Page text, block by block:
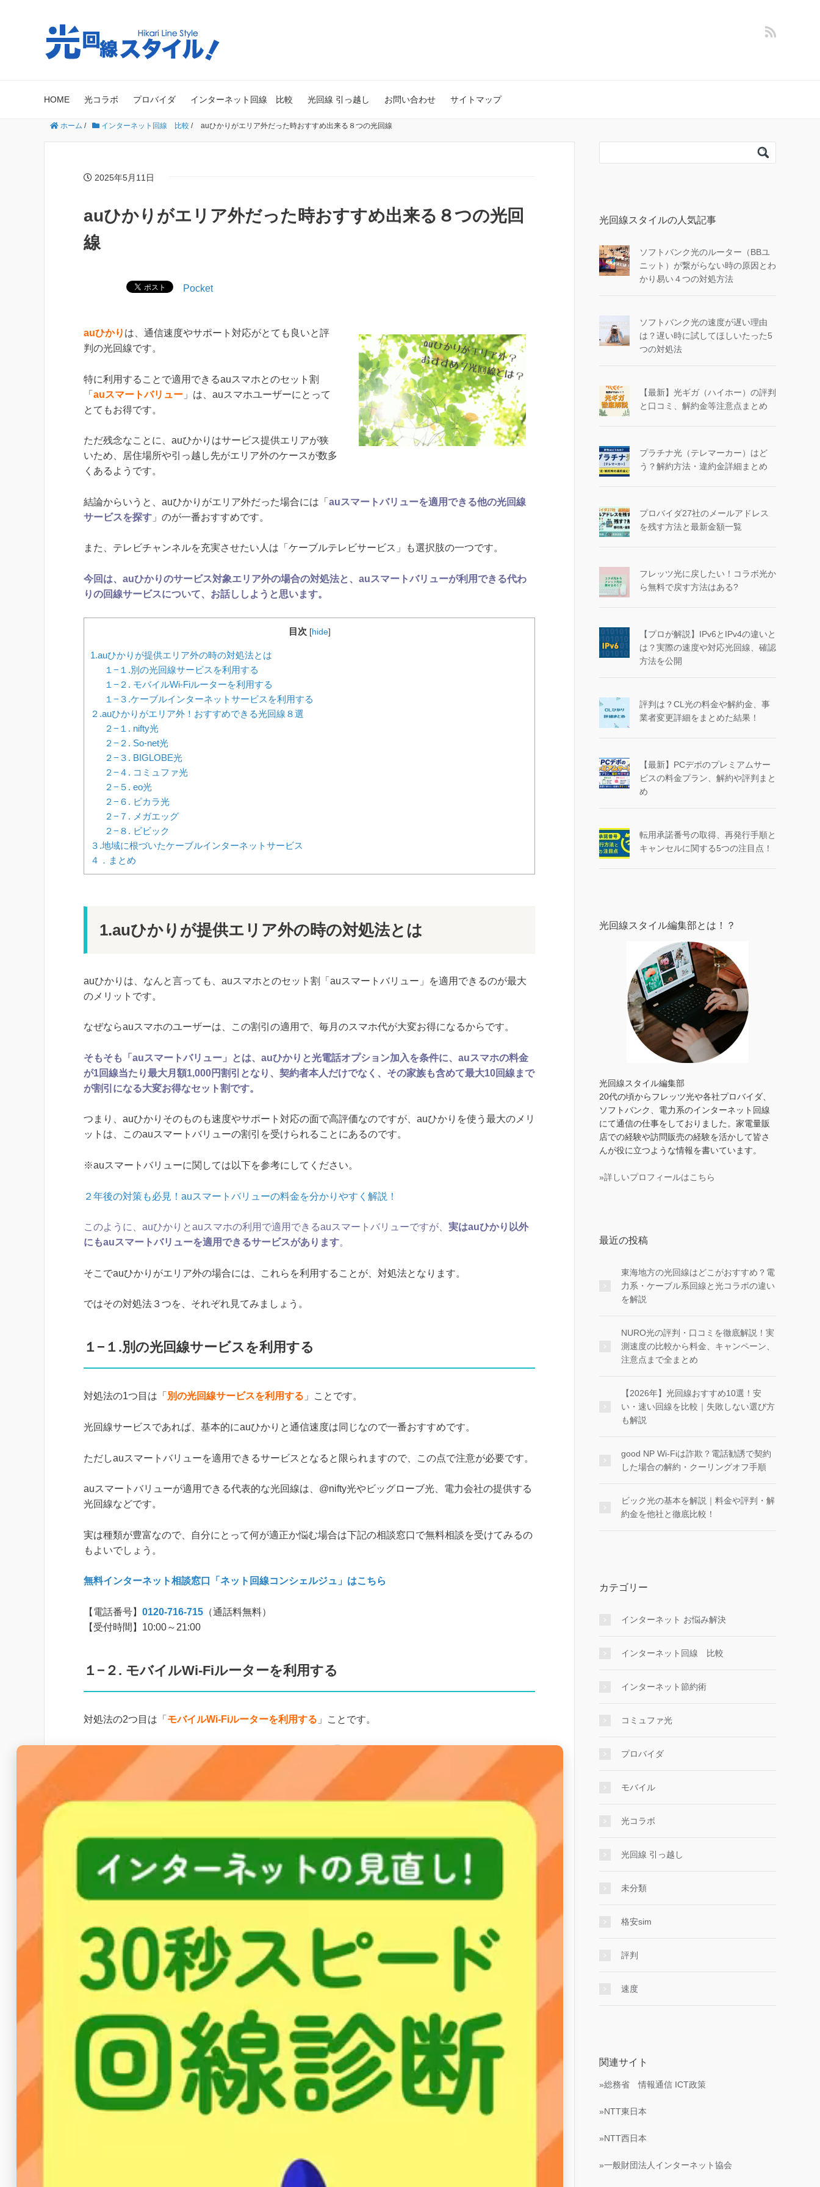
HOME 光コラボ プロバイダ インターネット回線 比較 光回線 引っ越し お問い合わせ サイトマップ
ホーム / インターネット回線 比較 / auひかりがエリア外だった時おすすめ出来る８つの光回線
2025年5月11日
auひかりがエリア外だった時おすすめ出来る８つの光回
線
Pocket
auひかり は、通信速度やサポート対応がとても良いと評
判の光回線です。
特に利用することで適用できるauスマホとのセット割
「 auスマートバリュー 」は、auスマホユーザーにとって
とてもお得です。
ただ残念なことに、auひかりはサービス提供エリアが狭
いため、居住場所や引っ越し先がエリア外のケースが数多
くあるようです。
結論からいうと、auひかりがエリア外だった場合には「 auスマートバリューを適用できる他の光回線
サービスを探す 」のが一番おすすめです。
また、テレビチャンネルを充実させたい人は「ケーブルテレビサービス」も選択肢の一つです。
今回は、auひかりのサービス対象エリア外の場合の対処法と、auスマートバリューが利用できる代わ
りの回線サービスについて、お話ししようと思います。
目次 [hide]
1.auひかりが提供エリア外の時の対処法とは
１−１.別の光回線サービスを利用する
１−２. モバイルWi-Fiルーターを利用する
１−３.ケーブルインターネットサービスを利用する
２.auひかりがエリア外！おすすめできる光回線８選
２−１. nifty光
２−２. So-net光
２−３. BIGLOBE光
２−４. コミュファ光
２−５. eo光
２−６. ピカラ光
２−７. メガエッグ
２−８. ビビック
３.地域に根づいたケーブルインターネットサービス
４．まとめ
1.auひかりが提供エリア外の時の対処法とは
auひかりは、なんと言っても、auスマホとのセット割「auスマートバリュー」を適用できるのが最大
のメリットです。
なぜならauスマホのユーザーは、この割引の適用で、毎月のスマホ代が大変お得になるからです。
そもそも「auスマートバリュー」とは、auひかりと光電話オプション加入を条件に、auスマホの料金
が1回線当たり最大月額1,000円割引となり、契約者本人だけでなく、その家族も含めて最大10回線まで
が割引になる大変お得なセット割です。
つまり、auひかりそのものも速度やサポート対応の面で高評価なのですが、auひかりを使う最大のメリ
ットは、このauスマートバリューの割引を受けられることにあるのです。
※auスマートバリューに関しては以下を参考にしてください。
２年後の対策も必見！auスマートバリューの料金を分かりやすく解説！
このように、auひかりとauスマホの利用で適用できるauスマートバリューですが、 実はauひかり以外
にもauスマートバリューを適用できるサービスがあります。
そこでauひかりがエリア外の場合には、これらを利用することが、対処法となります。
ではその対処法３つを、それぞれ見てみましょう。
１−１.別の光回線サービスを利用する
対処法の1つ目は「 別の光回線サービスを利用する 」ことです。
光回線サービスであれば、基本的にauひかりと通信速度は同じなので一番おすすめです。
ただしauスマートバリューを適用できるサービスとなると限られますので、この点で注意が必要です。
auスマートバリューが適用できる代表的な光回線は、@nifty光やビッグローブ光、電力会社の提供する
光回線などです。
実は種類が豊富なので、自分にとって何が適正か悩む場合は下記の相談窓口で無料相談を受けてみるの
もよいでしょう。
無料インターネット相談窓口「ネット回線コンシェルジュ」はこちら
【電話番号】 0120-716-715 （通話料無料）
【受付時間】10:00～21:00
１−２. モバイルWi-Fiルーターを利用する
対処法の2つ目は「 モバイルWi-Fiルーターを利用する 」ことです。
まず、auではauひかりがエリア外の場合、auひかりが開通するまでの間、モバイルWi-Fiルーターを利
用することができ、auスマートバリューも適用できます。
— 光回線知らないと損:bot (@hikaribot00) February 17, 2021
モバイルWi-Fiルーターの利用は、初期費用なしの月額4,292円からとなっています。
また、UQWiMAXなどのモバイルWi-Fiルーターサービスも、auの4G LTE回線を使用していますので、
auスマホが通信可能なエリアであれば利用でき、費用面ではこちらのほうがお得になっています。
しかし、通信速度が１Gbps以上出るエリアはとても限られていること、また、そのエリアでもデータ
容量制限があることを踏まえると、auひかりには劣ってしまいます。
１−３.ケーブルインターネットサービスを利用する
対処法の３つ目は「 ケーブルインターネットサービスを利用する
光回線スタイルの人気記事
ソフトバンク光のルーター（BBユ
ニット）が繋がらない時の原因とわ
かり易い４つの対処方法
ソフトバンク光の速度が遅い理由
は？遅い時に試してほしいたった5
つの対処法
【最新】光ギガ（ハイホー）の評判
と口コミ、解約金等注意点まとめ
プラチナ光（テレマーカー）はど
う？解約方法・違約金詳細まとめ
プロバイダ27社のメールアドレス
を残す方法と最新金額一覧
フレッツ光に戻したい！コラボ光か
ら無料で戻す方法はある?
【プロが解説】IPv6とIPv4の違いと
は？実際の速度や対応光回線、確認
方法を公開
評判は？CL光の料金や解約金、事
業者変更詳細をまとめた結果！
【最新】PCデポのプレミアムサー
ビスの料金プラン、解約や評判まと
め
転用承諾番号の取得、再発行手順と
キャンセルに関する5つの注目点！
光回線スタイル編集部とは！？
光回線スタイル編集部
20代の頃からフレッツ光や各社プロバイダ、
ソフトバンク、電力系のインターネット回線
にて通信の仕事をしておりました。家電量販
店での経験や訪問販売の経験を活かして皆さ
んが役に立つような情報を書いています。
»詳しいプロフィールはこちら
最近の投稿
東海地方の光回線はどこがおすすめ？電
力系・ケーブル系回線と光コラボの違い
を解説
NURO光の評判・口コミを徹底解説！実
測速度の比較から料金、キャンペーン、
注意点まで全まとめ
【2026年】光回線おすすめ10選！安
い・速い回線を比較｜失敗しない選び方
も解説
good NP Wi-Fiは詐欺？電話勧誘で契約
した場合の解約・クーリングオフ手順
ビック光の基本を解説｜料金や評判・解
約金を他社と徹底比較！
カテゴリー
インターネット お悩み解決
インターネット回線 比較
インターネット節約術
コミュファ光
プロバイダ
モバイル
光コラボ
光回線 引っ越し
未分類
格安sim
評判
速度
関連サイト
»総務省 情報通信 ICT政策
»NTT東日本
»NTT西日本
»一般財団法人インターネット協会